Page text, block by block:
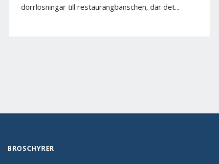
dörrlösningar till restaurangbanschen, där det...
BROSCHYRER